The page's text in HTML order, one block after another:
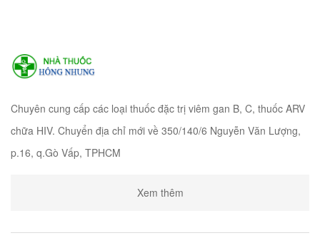
Chuyên cung cấp các loại thuốc đặc trị viêm gan B, C, thuốc ARV
chữa HIV. Chuyển địa chỉ mới về 350/140/6 Nguyễn Văn Lượng,
p.16, q.Gò Vấp, TPHCM
Xem thêm